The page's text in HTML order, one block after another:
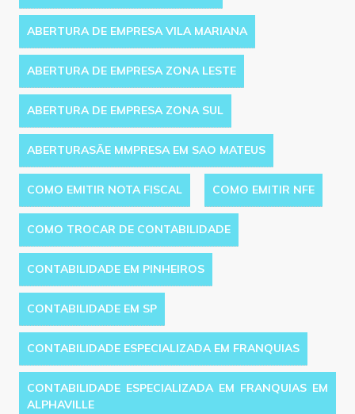
ABERTURA DE EMPRESA VILA MARIANA
ABERTURA DE EMPRESA ZONA LESTE
ABERTURA DE EMPRESA ZONA SUL
ABERTURASÃE MMPRESA EM SAO MATEUS
COMO EMITIR NOTA FISCAL COMO EMITIR NFE
COMO TROCAR DE CONTABILIDADE
CONTABILIDADE EM PINHEIROS
CONTABILIDADE EM SP
CONTABILIDADE ESPECIALIZADA EM FRANQUIAS
CONTABILIDADE ESPECIALIZADA EM FRANQUIAS EM
ALPHAVILLE